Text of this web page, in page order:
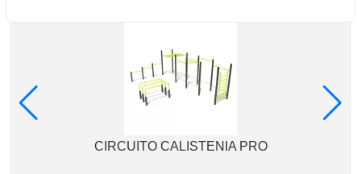
CIRCUITO CALISTENIA PRO